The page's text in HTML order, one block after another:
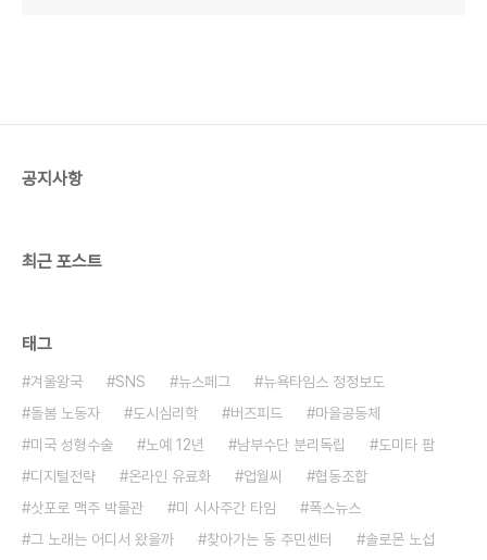
공지사항
최근 포스트
태그
겨울왕국 SNS 뉴스페그
뉴욕타임스 정정보도
돌봄 노동자
도시심리학 버즈피드
마을공동체
미국 성형수술
노예 12년 남부수단 분리독립
도미타 팜
디지털전략
온라인 유료화 업월씨
협동조합
삿포로 맥주 박물관
미 시사주간 타임
폭스뉴스
그 노래는 어디서 왔을까
찾아가는 동 주민센터
솔로몬 노섭